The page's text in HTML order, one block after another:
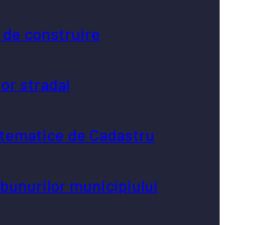
construire
stradal
de Cadastru
municipiului